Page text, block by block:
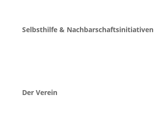
Selbsthilfe & Nachbarschaftsinitiativen
Der Verein